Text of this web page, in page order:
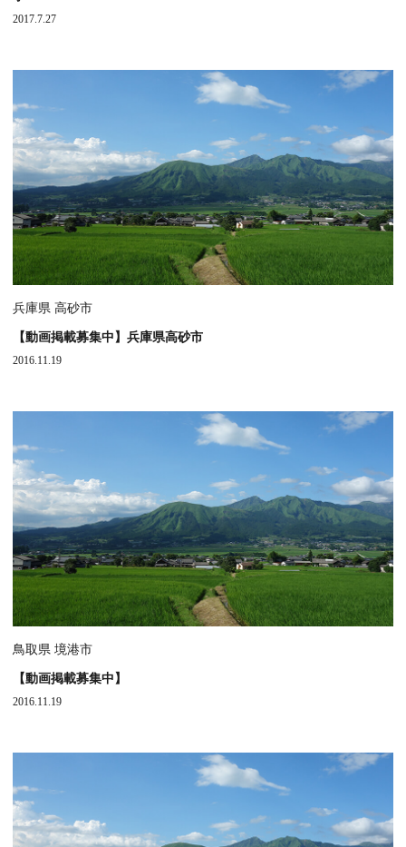
2017.7.27
兵庫県 高砂市
【動画掲載募集中】兵庫県高砂市
2016.11.19
鳥取県 境港市
【動画掲載募集中】
2016.11.19